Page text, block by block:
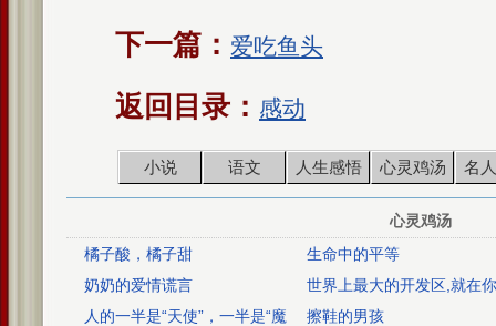
下一篇： 爱吃鱼头
返回目录： 感动
小说 语文 人生感悟 心灵鸡汤 名
心灵鸡汤
橘子酸，橘子甜
生命中的平等
奶奶的爱情谎言
世界上最大的开发区,就在
子下面
人的一半是“天使”，一半是“魔
擦鞋的男孩